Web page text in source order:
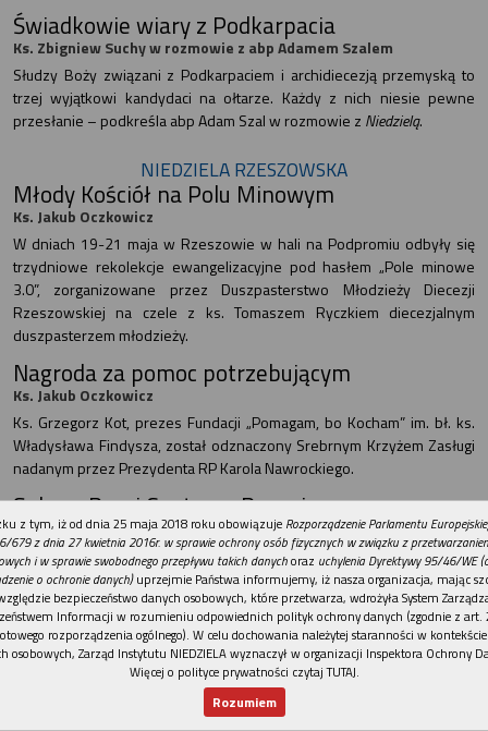
Świadkowie wiary z Podkarpacia
Ks. Zbigniew Suchy w rozmowie z abp Adamem Szalem
Słudzy Boży związani z Podkarpaciem i archidiecezją przemyską to
trzej wyjątkowi kandydaci na ołtarze. Każdy z nich niesie pewne
przesłanie – podkreśla abp Adam Szal w rozmowie z Niedzielą.
NIEDZIELA RZESZOWSKA
Młody Kościół na Polu Minowym
Ks. Jakub Oczkowicz
W dniach 19-21 maja w Rzeszowie w hali na Podpromiu odbyły się
trzydniowe rekolekcje ewangelizacyjne pod hasłem „Pole minowe
3.0”, zorganizowane przez Duszpasterstwo Młodzieży Diecezji
Rzeszowskiej na czele z ks. Tomaszem Ryczkiem diecezjalnym
duszpasterzem młodzieży.
Nagroda za pomoc potrzebującym
Ks. Jakub Oczkowicz
Ks. Grzegorz Kot, prezes Fundacji „Pomagam, bo Kocham” im. bł. ks.
Władysława Findysza, został odznaczony Srebrnym Krzyżem Zasługi
nadanym przez Prezydenta RP Karola Nawrockiego.
Sukces Pueri Cantores Resovienses
Ks. Julian Wybraniec
W dniach od 30 kwietnia do 4 maja Katedralny Chór Chłopięco-Męski z
Rzeszowa uczestniczył w 74. Europejskim Festiwalu Muzycznym dla
Młodzieży (European Music Festival for Young People – EMJ) w
belgijskim Neerpelt.
NIEDZIELA SANDOMIERSKA
Pasterz trudnych czasów
REKLAMA
z tym, iż od dnia 25 maja 2018 roku obowiązuje Rozporządzenie Parlamentu
679 z dnia 27 kwietnia 2016r. w sprawie ochrony osób fizycznych w związku z
i w sprawie swobodnego przepływu takich danychoraz uchylenia Dyrektywy 95/46/WE
o ochronie danych)uprzejmie Państwa informujemy, iż nasza organizacja, mając
bezpieczeństwo danych osobowych, które przetwarza, wdrożyła System
Informacji w rozumieniu odpowiednich polityk ochrony danych (zgodnie z art.
rozporządzenia ogólnego). W celu dochowania należytej staranności w
osobowych, Zarząd Instytutu NIEDZIELA wyznaczył w organizacji Inspektora Ochrony
Więcej o polityce prywatności czytaj TUTAJ.
Rozumiem